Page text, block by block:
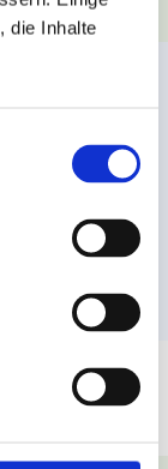
die Inhalte
an.